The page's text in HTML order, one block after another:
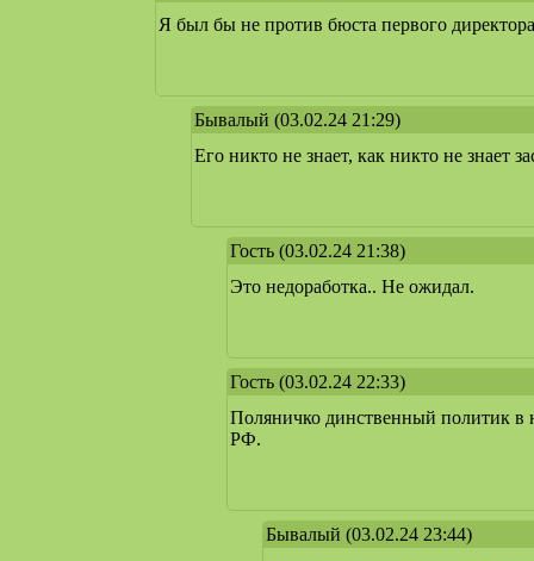
Я был бы не против бюста первого
Бывалый (03.02.24 21:29)
Его никто не знает, как никто не знает
Гость (03.02.24 21:38)
Это недоработка.. Не ожидал.
Гость (03.02.24 22:33)
Поляничко динственный политик в
РФ.
Бывалый (03.02.24 23:44)